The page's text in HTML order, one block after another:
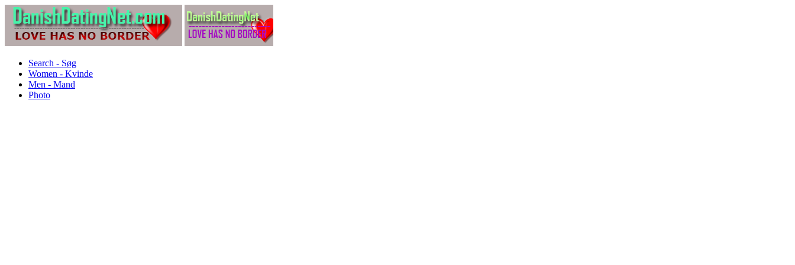
Search - Søg
Women - Kvinde
Men - Mand
Photo